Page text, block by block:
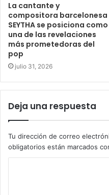
La cantante y
compositora barcelonesa
SEYTHA se posiciona como
una de las revelaciones
más prometedoras del
pop
julio 31, 2026
Deja una respuesta
Tu dirección de correo
obligatorios están marcados